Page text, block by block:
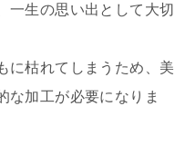
一生の思い出として大切
に枯れてしまうため、美
な加工が必要になりま